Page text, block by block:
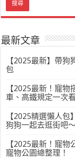
最新文章
【2025最新】帶
包
【2025最新！寵
車、高鐵規定一次看
【2025精選懶人
狗狗一起去逛街吧～
【2025最新！寵
寵物公園總整理！